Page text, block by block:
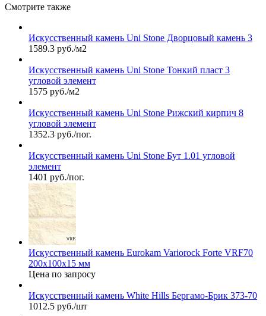
Смотрите также
Искусственный камень Uni Stone Дворцовый камень 3
1589.3 руб./м2
Искусственный камень Uni Stone Тонкий пласт 3
угловой элемент
1575 руб./м2
Искусственный камень Uni Stone Рижский кирпич 8
угловой элемент
1352.3 руб./пог.
Искусственный камень Uni Stone Бут 1.01 угловой
элемент
1401 руб./пог.
Искусственный камень Eurokam Variorock Forte VRF70
200х100х15 мм
Цена по запросу
Искусственный камень White Hills Бергамо-Брик 373-70
1012.5 руб./шт